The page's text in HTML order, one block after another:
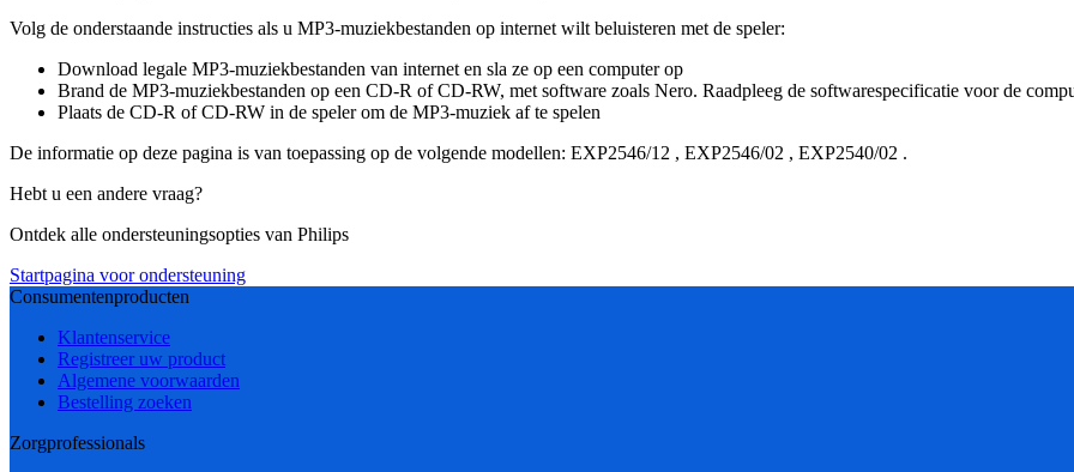
Volg de onderstaande instructies als u MP3-muziekbestanden op internet wilt beluisteren met de speler:
Download legale MP3-muziekbestanden van internet en sla ze op een computer op
Brand de MP3-muziekbestanden op een CD-R of CD-RW, met software zoals Nero. Raadpleeg de softwarespecificatie voor de
Plaats de CD-R of CD-RW in de speler om de MP3-muziek af te spelen
De informatie op deze pagina is van toepassing op de volgende modellen: EXP2546/12 , EXP2546/02 , EXP2540/02 .
Hebt u een andere vraag?
Ontdek alle ondersteuningsopties van Philips
Startpagina voor ondersteuning
Consumentenproducten
Klantenservice
Registreer uw product
Algemene voorwaarden
Bestelling zoeken
Zorgprofessionals